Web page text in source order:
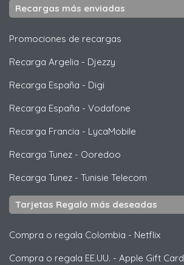
Recargas más enviadas
Promociones de recargas
Recarga Argelia - Djezzy
Recarga España - Digi
Recarga España - Vodafone
Recarga Francia - LycaMobile
Recarga Tunez - Ooredoo
Recarga Tunez - Tunisie Telecom
Tarjetas Regalo más deseadas
Compra o regala Colombia - Netflix
Compra o regala EE.UU. - Apple Gift Card